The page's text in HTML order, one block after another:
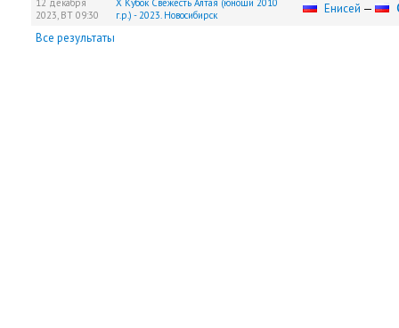
12 декабря
2023, ВТ 09:30
X Кубок Свежесть Алтая (юноши 2010
г.р.) - 2023. Новосибирск
Енисей —
Все результаты